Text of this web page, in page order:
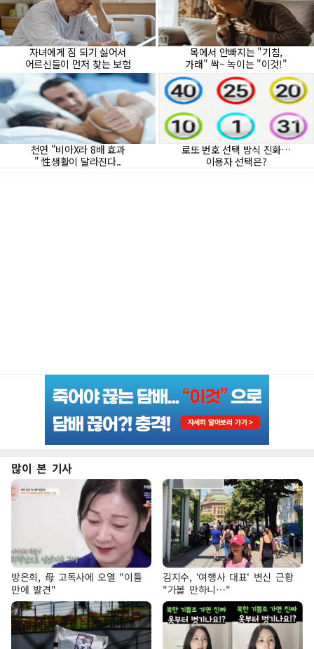
많이 본 기사
방은희, 母 고독사에 오열 "이틀
만에 발견"
김지수, '여행사 대표' 변신 근황
"가볼 만하니…"